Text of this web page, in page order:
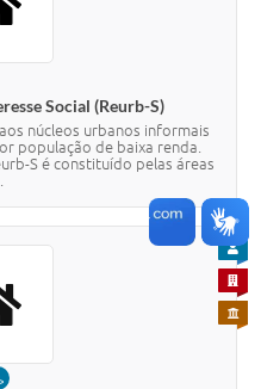
Social (Reurb-S)
núcleos urbanos informais
população de baixa renda.
S é constituído pelas áreas
PRESENCIAL
PARA
PARA
PARA